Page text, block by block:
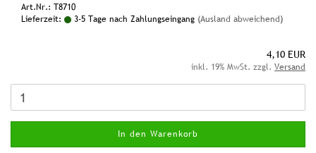
Art.Nr.: T8710
Lieferzeit:
3-5 Tage nach Zahlungseingang (Ausland abweichend)
4,10 EUR
inkl. 19% MwSt. zzgl. Versand
In den Warenkorb